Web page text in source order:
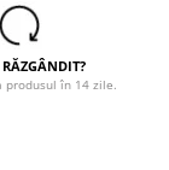
produsul în 14 zile.